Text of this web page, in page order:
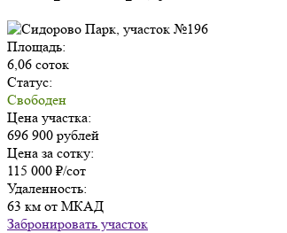
Площадь:
6,06 соток
Статус:
Свободен
Цена участка:
696 900 рублей
Цена за сотку:
115 000 ₽/сот
Удаленность:
63 км от МКАД
Забронировать участок